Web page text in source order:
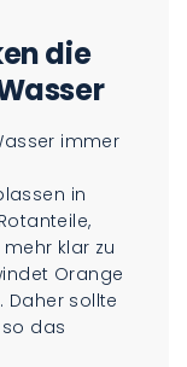
die
immer
in
klar zu
Orange
Daher sollte
das